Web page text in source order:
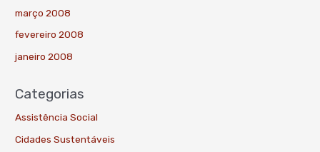
março 2008
fevereiro 2008
janeiro 2008
Categorias
Assistência Social
Cidades Sustentáveis